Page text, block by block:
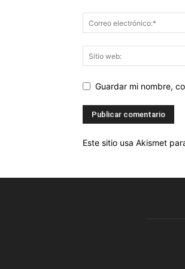
Guardar mi nombre,
Este sitio usa Akismet